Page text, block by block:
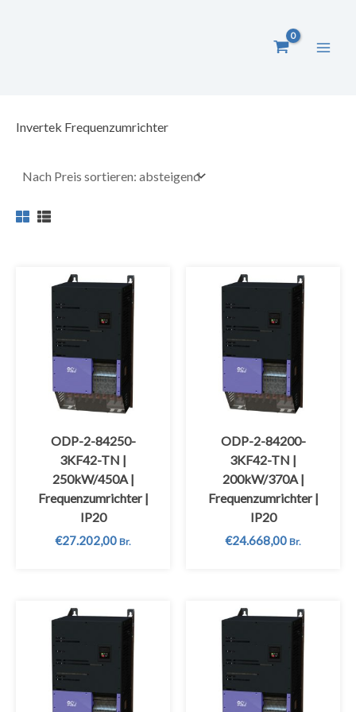
Invertek Frequenzumrichter
ODP-2-84250-
3KF42-TN |
250kW/450A |
Frequenzumrichter |
IP20
€27.202,00 Br.
ODP-2-84200-
3KF42-TN |
200kW/370A |
Frequenzumrichter |
IP20
€24.668,00 Br.